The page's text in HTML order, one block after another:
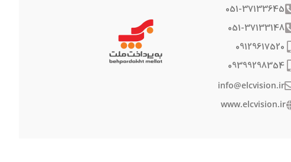
051-37133645
051-37133148
09129617520
09399298354
info@elcvision.ir
www.elcvision.ir